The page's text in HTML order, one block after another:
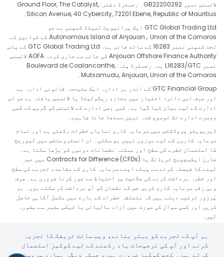
لائسنس نمبر GB22200292۔ رجسٹرڈ دفتر: Ground Floor, The Catalyst,
Silicon Avenue, 40 Cybercity, 72201 Ebene, Republic of Mauritius۔
GTC Global Trading Ltd ایک پرائیویٹ لمیٹڈ کمپنی ہے جو
Autonomous Island of Anjouan، Union of the Comoros کے قوانین کے
تحت کمپنی نمبر 16283 کے ساتھ قائم ہے۔ GTC Global Trading Ltd کے پاس
Anjouan Offshore Finance Authority کی جانب سے جاری کردہ AOFA لائسنس
نمبر L16283/GTC ہے۔ رجسٹرڈ پتہ: Boulevard de Coalancanthe,
Mutsamudu, Anjouan, Union of the Comoros۔
GTC Financial Group کے اندر ہر ادارہ ایک علیحدہ قانونی ادارہ ہے
اور صرف اسی دائرۂ اختیار میں مجاز، ریگولیٹڈ یا لائسنس یافتہ ہے جو اس
ادارے کے لیے بیان کیا گیا ہے۔ کسی بھی ادارے کے لائسنس کو گروپ کے کسی
دوسرے ادارے تک توسیع شدہ نہیں سمجھا جانا چاہیے۔
ڈیریویٹو پروڈکٹس میں سرمایہ کاری نمایاں خطرات رکھتی ہے اور تمام
سرمایہ کاروں کے لیے موزوں نہیں ہو سکتی۔ ان انسٹرومنٹس میں لیوریج
کا استعمال خطرے کی سطح اور ممکنہ نقصانات دونوں کو بڑھا سکتا ہے۔
فارن ایکسچینج ٹریڈنگ یا Contracts for Difference (CFDs) میں حصہ
لینے کا فیصلہ کرنے سے پہلے اپنے سرمایہ کاری کے مقاصد، تجربے کی سطح
اور خطرہ برداشت کرنے کی صلاحیت پر احتیاط سے غور کرنا ضروری ہے۔ صرف
وہی رقم سرمایہ کاری کریں جس کے نقصان کو آپ برداشت کر سکتے ہوں۔ ہم
پُرزور ترغیب دیتے ہیں کہ متعلقہ خطرات کے بارے میں مکمل آگاہی حاصل
کریں اور کسی سوال کی صورت میں آزاد مالیاتی یا ٹیکس مشیر سے مشورہ
لیں۔
ایسی پیشکش، درخواست، تقسیم یا استعمال مقامی قوانین یا ضوابط کے خلاف
ہو، بشمول مگر محدود نہیں ریاست ہائے متحدہ، جاپان اور کوئی بھی ایسا
ہم آپ کے تجربے کو بہتر بنانے، ویب سائٹ ٹریفک کا تجزیہ
کرنے اور آپ کی ترجیحات یاد رکھنے کے لیے کوکیز استعمال
کرتے ہیں۔ کچھ کوکیز ضروری ہیں، جبکہ دیگر ہماری سروسز